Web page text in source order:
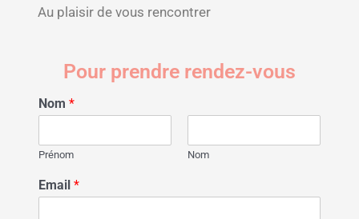
Au plaisir de vous rencontrer
Pour prendre rendez-vous
Nom *
Prénom Nom
Email *